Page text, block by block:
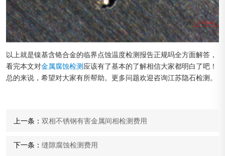
以上就是镍基含铬合金的临界点蚀温度检测报告正规吗全方面解答，
看完本文对金属腐蚀检测 应该有了基本的了解相信大家都明白了吧！
总的来说，希望对大家有所帮助。更多问题欢迎咨询江苏隐石检测。
上一条： 双相不锈钢有害金属间相检测费用
下一条： 缝隙腐蚀检测费用